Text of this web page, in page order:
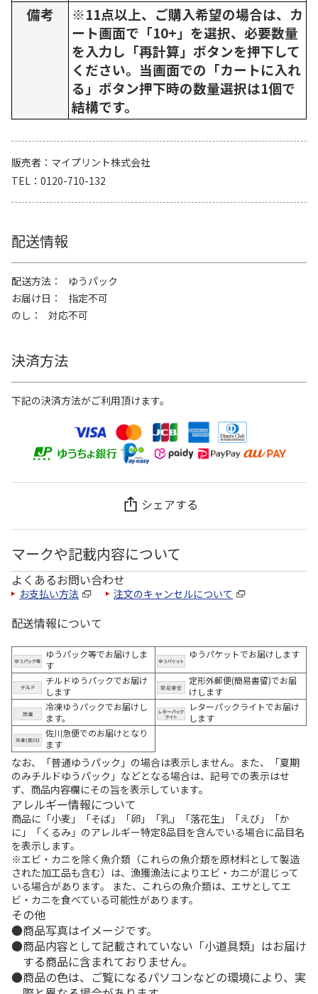
備考
※11点以上、ご購入希望の場合は、カ
ート画面で「10+」を選択、必要数量
を入力し「再計算」ボタンを押下して
ください。当画面での「カートに入れ
る」ボタン押下時の数量選択は1個で
結構です。
販売者
マイプリント株式会社
TEL
0120-710-132
配送情報
配送方法
ゆうパック
お届け日
指定不可
のし
対応不可
決済方法
下記の決済方法がご利用頂けます。
シェアする
マークや記載内容について
よくあるお問い合わせ
お支払い方法 注文のキャンセルについて
配送情報について
ゆうパック等でお届けしま
す
ゆうパケットでお届けします
チルドゆうパックでお届け
します
定形外郵便(簡易書留)でお届
けします
冷凍ゆうパックでお届けし
ます。
レターパックライトでお届け
します
佐川急便でのお届けとなり
ます
なお、「普通ゆうパック」の場合は表示しません。また、「夏期
のみチルドゆうパック」などとなる場合は、記号での表示はせ
ず、商品内容欄にその旨を表示しています。
アレルギー情報について
商品に「小麦」「そば」「卵」「乳」「落花生」「えび」「か
に」「くるみ」のアレルギー特定8品目を含んでいる場合に品目名
を表示します。
※エビ・カニを除く魚介類（これらの魚介類を原材料として製造
された加工品も含む）は、漁獲漁法によりエビ・カニが混じって
いる場合があります。 また、これらの魚介類は、エサとしてエ
ビ・カニを食べている可能性があります。
その他
商品写真はイメージです。
商品内容として記載されていない「小道具類」はお届け
する商品に含まれておりません。
商品の色は、ご覧になるパソコンなどの環境により、実